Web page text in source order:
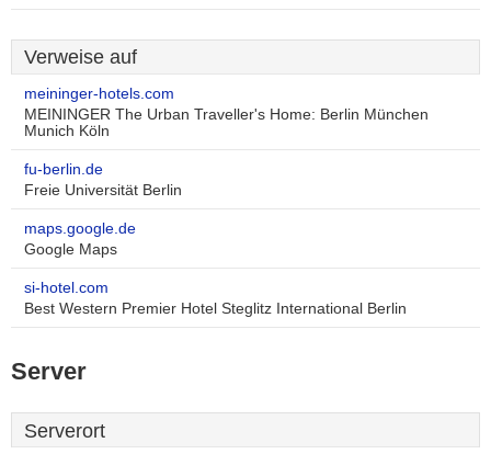
Verweise auf
meininger-hotels.com
MEININGER The Urban Traveller's Home: Berlin München
Munich Köln
fu-berlin.de
Freie Universität Berlin
maps.google.de
Google Maps
si-hotel.com
Best Western Premier Hotel Steglitz International Berlin
Server
Serverort